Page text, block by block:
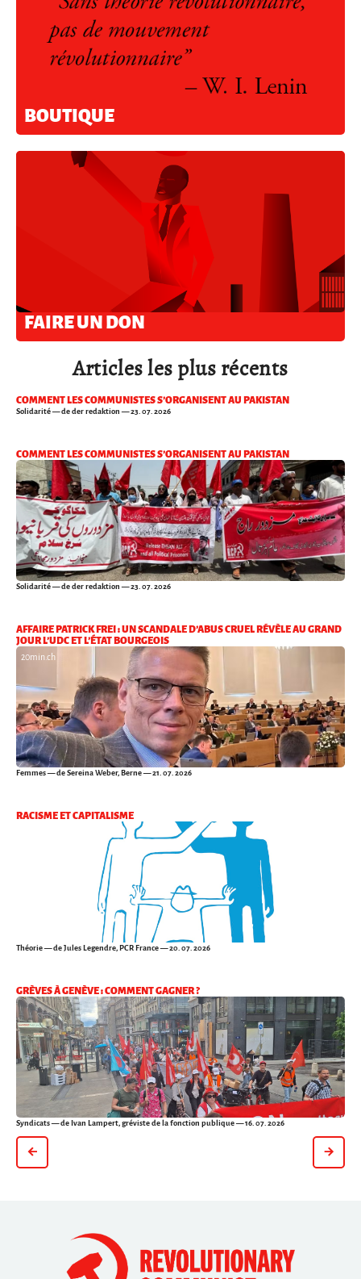
BOUTIQUE
FAIRE UN DON
Articles les plus récents
COMMENT LES COMMUNISTES S’ORGANISENT AU PAKISTAN
Solidarité— de der redaktion — 23. 07. 2026
COMMENT LES COMMUNISTES S’ORGANISENT AU PAKISTAN
Solidarité— de der redaktion — 23. 07. 2026
AFFAIRE PATRICK FREI : UN SCANDALE D’ABUS CRUEL RÉVÈLE AU GRAND
JOUR L’UDC ET L’ÉTAT BOURGEOIS
20min.ch
Femmes— de Sereina Weber, Berne — 21. 07. 2026
RACISME ET CAPITALISME
Théorie— de Jules Legendre, PCR France — 20. 07. 2026
GRÈVES À GENÈVE : COMMENT GAGNER ?
Syndicats— de Ivan Lampert, gréviste de la fonction publique — 16. 07. 2026